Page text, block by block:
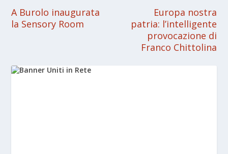
A Burolo inaugurata
la Sensory Room
Europa nostra
patria: l’intelligente
provocazione di
Franco Chittolina